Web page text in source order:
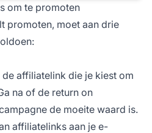
om te promoten
promoten, moet aan drie
affiliatelink die je kiest om
na of de return on
de moeite waard is.
affiliatelinks aan je e-